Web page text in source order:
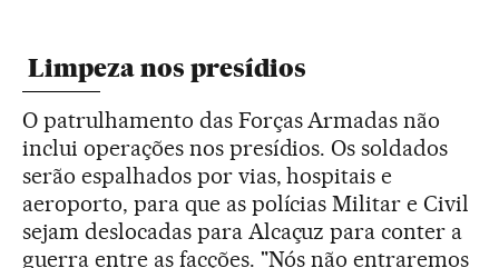
Limpeza nos presídios
O patrulhamento das Forças Armadas não
inclui operações nos presídios. Os soldados
serão espalhados por vias, hospitais e
aeroporto, para que as polícias Militar e Civil
sejam deslocadas para Alcaçuz para conter a
guerra entre as facções. "Nós não entraremos